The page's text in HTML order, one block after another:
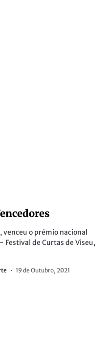
venceu o prémio nacional
Festival de Curtas de Viseu,
19 de Outubro, 2021